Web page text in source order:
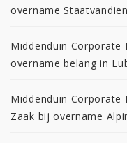
overname
Middenduin Corporate
overname belang in
Middenduin Corporate
Zaak bij overname